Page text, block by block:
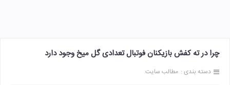
چرا در ته کفش بازیکنان فوتبال تعدادی گل میخ وجود دارد
دسته بندی : مطالب سایت